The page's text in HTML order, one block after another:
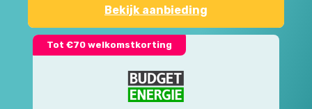
Bekijk aanbieding
Tot €70 welkomstkorting